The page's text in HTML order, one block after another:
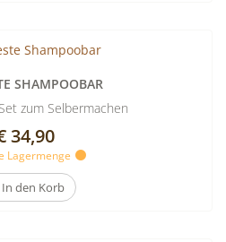
SHAMPOOBAR
zum Selbermachen
34,90
Lagermenge
In den Korb